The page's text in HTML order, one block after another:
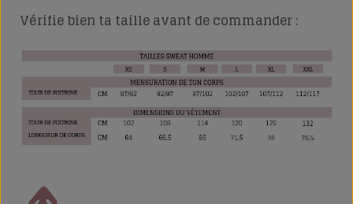
Vérifie bien ta taille avant de commander :